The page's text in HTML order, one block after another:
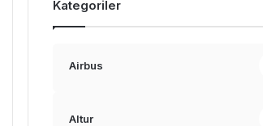
Kategoriler
Airbus
Altur